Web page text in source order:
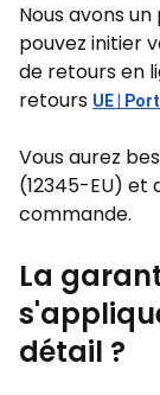
Nous avons
pouvez initier
de retours en
retours UE |
Vous aurez
(12345-EU) et
commande.
La
détail ?